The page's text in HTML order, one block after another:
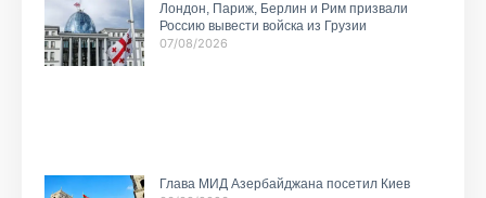
Лондон, Париж, Берлин и Рим призвали
Россию вывести войска из Грузии
07/08/2026
Глава МИД Азербайджана посетил Киев